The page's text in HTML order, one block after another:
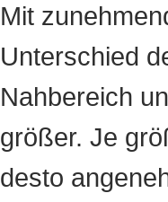
Mit
Unterschied
Nahbereich
größer. Je
desto